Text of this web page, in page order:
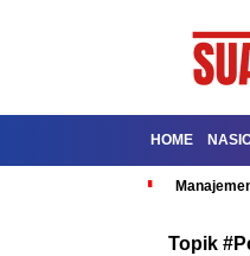
HOME
Topik